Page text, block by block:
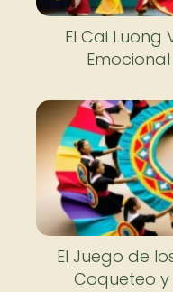
El Cai
El Juego de
Coqueteo y